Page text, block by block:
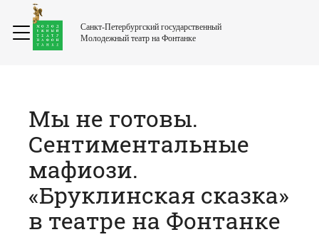
Санкт-Петербургский государственный
Молодежный театр на Фонтанке
Мы не готовы.
Сентиментальные
мафиози.
«Бруклинская сказка»
в театре на Фонтанке